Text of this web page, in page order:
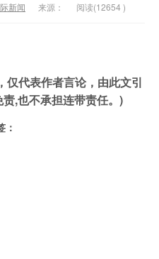
新闻 来源： 阅读(12654 )
仅代表作者言论，由此文引
,也不承担连带责任。)
：